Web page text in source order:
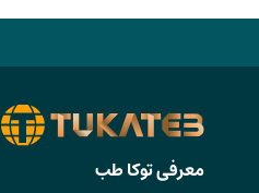
معرفی توکا طب